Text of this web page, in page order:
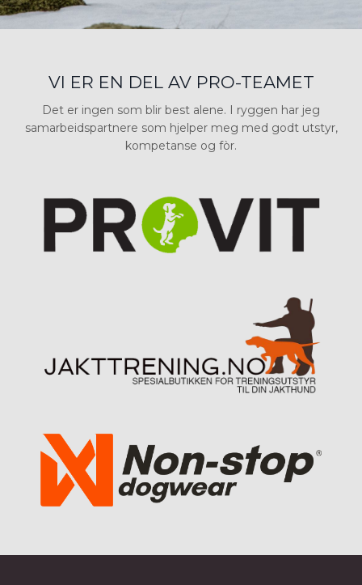
VI ER EN DEL AV PRO-TEAMET
Det er ingen som blir best alene. I ryggen har jeg
samarbeidspartnere som hjelper meg med godt utstyr,
kompetanse og fòr.